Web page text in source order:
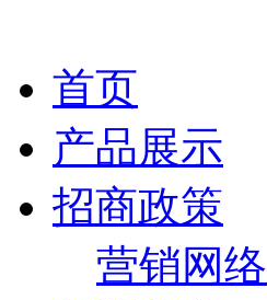
首页
产品展示
招商政策
营销网络